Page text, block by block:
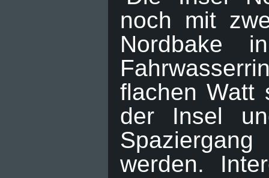
noch mit
Nordbake
flachen Watt
der Insel
werden.